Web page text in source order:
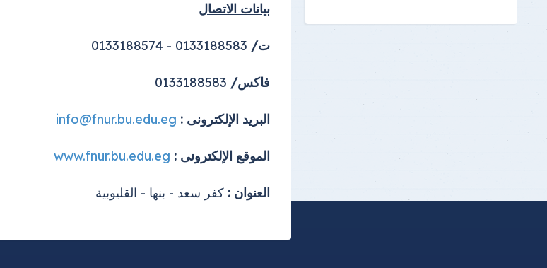
بيانات الاتصال
ت/
فاكس/
البريد الإلكترونى : info@fnur.bu.edu.eg
الموقع الإلكترونى : www.fnur.bu.edu.eg
العنوان : كفر سعد - بنها - القليوبية